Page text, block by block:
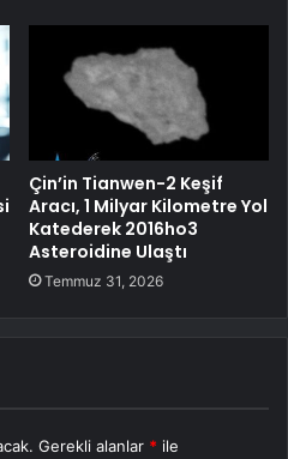
Çin’in Tianwen-2 Keşif
Aracı, 1 Milyar Kilometre Yol
Katederek 2016ho3
Asteroidine Ulaştı
Temmuz 31, 2026
Gerekli alanlar * ile